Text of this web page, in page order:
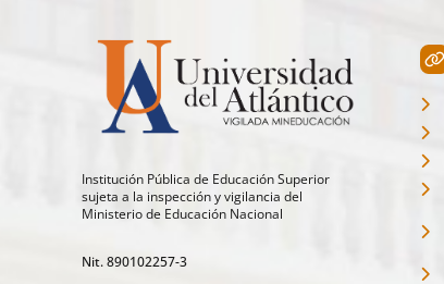
Institución Pública de Educación Superior
sujeta a la inspección y vigilancia del
Ministerio de Educación Nacional
Nit. 890102257-3